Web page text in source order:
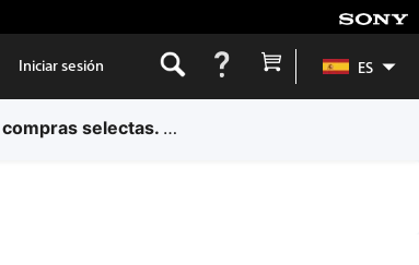
Iniciar sesión ES
Presentamos las ventajas para miembros de PlayStation Plus: consigue un 5 % de descuento en compras selectas.
Más información.